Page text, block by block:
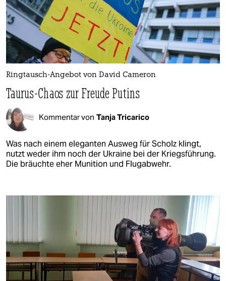
Ringtausch-Angebot von David Cameron
Taurus-Chaos zur Freude Putins
Kommentar von Tanja Tricarico
Was nach einem eleganten Ausweg für Scholz klingt,
nutzt weder ihm noch der Ukraine bei der Kriegsführung.
Die bräuchte eher Munition und Flugabwehr.